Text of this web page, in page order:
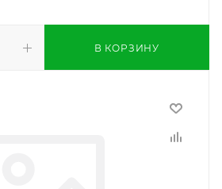
В КОРЗИНУ